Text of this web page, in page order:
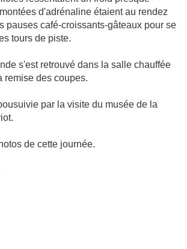
d'adrénaline étaient au rendez
pauses café-croissants-gâteaux pour se
tours de piste.
s'est retrouvé dans la salle chauffée
remise des coupes.
par la visite du musée de la
de cette journée.